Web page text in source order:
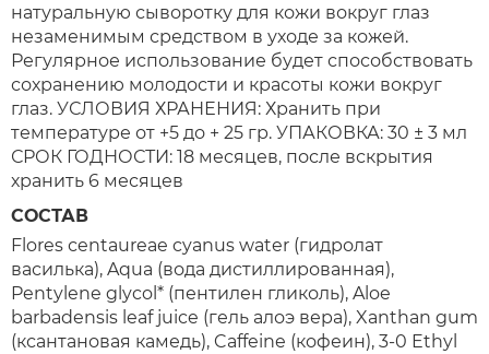
натуральную сыворотку для кожи вокруг глаз
незаменимым средством в уходе за кожей.
Регулярное использование будет способствовать
сохранению молодости и красоты кожи вокруг
глаз. УСЛОВИЯ ХРАНЕНИЯ: Хранить при
температуре от +5 до + 25 гр. УПАКОВКА: 30 ± 3 мл
СРОК ГОДНОСТИ: 18 месяцев, после вскрытия
хранить 6 месяцев
СОСТАВ
Flores сentaureae cyanus water (гидролат
василька), Aqua (вода дистиллированная),
Pentylene glycol* (пентилен гликоль), Aloe
barbadensis leaf juice (гель алоэ вера), Xanthan gum
(ксантановая камедь), Caffeine (кофеин), 3-0 Ethyl